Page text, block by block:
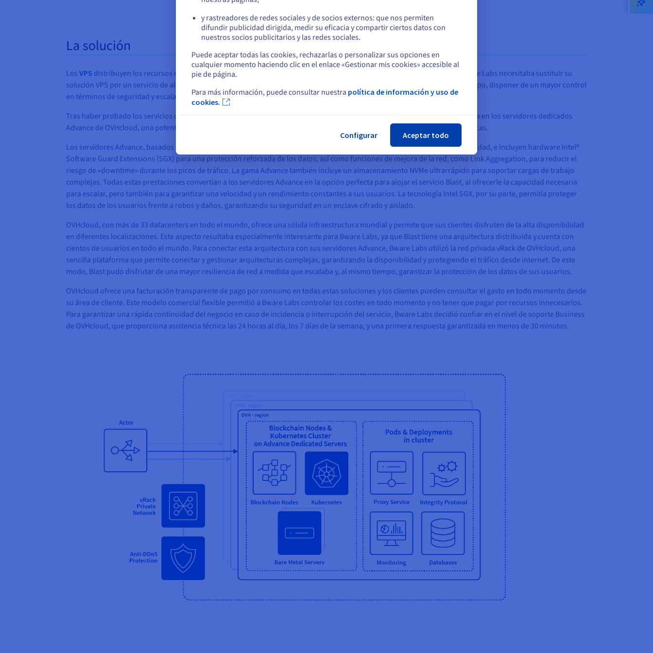
La solución
Los VPS distribuyen los recursos entre diferentes usuarios, por lo que el rendimiento puede verse afectado. Por lo tanto, Bware Labs necesitaba sustituir su
solución VPS por un servicio de alojamiento dedicado con el que poder gestionar mejor el aumento del tráfico y, al mismo tiempo, disponer de un mayor control
en términos de seguridad y escalabilidad.
Tras haber probado los servicios de algunos de los principales proveedores de cloud, Bware Labs encontró la solución perfecta en los servidores dedicados
Advance de OVHcloud, una potente gama de servidores especialmente diseñados para alojar infraestructuras complejas y críticas.
Los servidores Advance, basados en componentes de última generación, ofrecen conectividad de alto rendimiento y alta velocidad, e incluyen hardware Intel®
Software Guard Extensions (SGX) para una protección reforzada de los datos, así como funciones de mejora de la red, como Link Aggregation, para reducir el
riesgo de «downtime» durante los picos de tráfico. La gama Advance también incluye un almacenamiento NVMe ultrarrápido para soportar cargas de trabajo
complejas. Todas estas prestaciones convertían a los servidores Advance en la opción perfecta para alojar el servicio Blast, al ofrecerle la capacidad necesaria
para escalar, pero también para garantizar una velocidad y un rendimiento constantes a sus usuarios. La tecnología Intel SGX, por su parte, permitía proteger
los datos de los usuarios frente a robos y daños, garantizando su seguridad en un enclave cifrado y aislado.
OVHcloud, con más de 33 datacenters en todo el mundo, ofrece una sólida infraestructura mundial y permite que sus clientes disfruten de la alta disponibilidad
en diferentes localizaciones. Este aspecto resultaba especialmente interesante para Bware Labs, ya que Blast tiene una arquitectura distribuida y cuenta con
cientos de usuarios en todo el mundo. Para conectar esta arquitectura con sus servidores Advance, Bware Labs utilizó la red privada vRack de OVHcloud, una
sencilla plataforma que permite conectar y gestionar arquitecturas complejas, garantizando la disponibilidad y protegiendo el tráfico desde internet. De este
modo, Blast pudo disfrutar de una mayor resiliencia de red a medida que escalaba y, al mismo tiempo, garantizar la protección de los datos de sus usuarios.
OVHcloud ofrece una facturación transparente de pago por consumo en todas estas soluciones y los clientes pueden consultar el gasto en todo momento desde
su área de cliente. Este modelo comercial flexible permitió a Bware Labs controlar los costes en todo momento y no tener que pagar por recursos innecesarios.
Para garantizar una rápida continuidad del negocio en caso de incidencia o interrupción del servicio, Bware Labs decidió confiar en el nivel de soporte Business
de OVHcloud, que proporciona asistencia técnica las 24 horas al día, los 7 días de la semana, y una primera respuesta garantizada en menos de 30 minutos.
Permanezca en el sitio web actual
Seleccione otro sitio web
y rastreadores de redes sociales y de socios externos: que nos permiten
difundir publicidad dirigida, medir su eficacia y compartir ciertos datos con
nuestros socios publicitarios y las redes sociales.
Puede aceptar todas las cookies, rechazarlas o personalizar sus opciones en
cualquier momento haciendo clic en el enlace «Gestionar mis cookies» accesible al
pie de página.
Para más información, puede consultar nuestra política de información y uso de
cookies.
Configurar Aceptar todo